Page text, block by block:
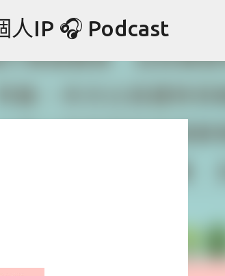
跳到主要內容
人IP 🎧 Podcast